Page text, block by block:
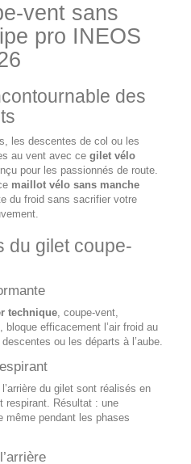
vent sans
pro INEOS
des
les descentes de col ou les
au vent avec ce gilet vélo
pour les passionnés de route.
maillot vélo sans manche
du froid sans sacrifier votre
du gilet coupe-
technique, coupe-vent,
bloque efficacement l’air froid au
ou les départs à l’aube.
du gilet sont réalisés en
respirant. Résultat : une
même pendant les phases